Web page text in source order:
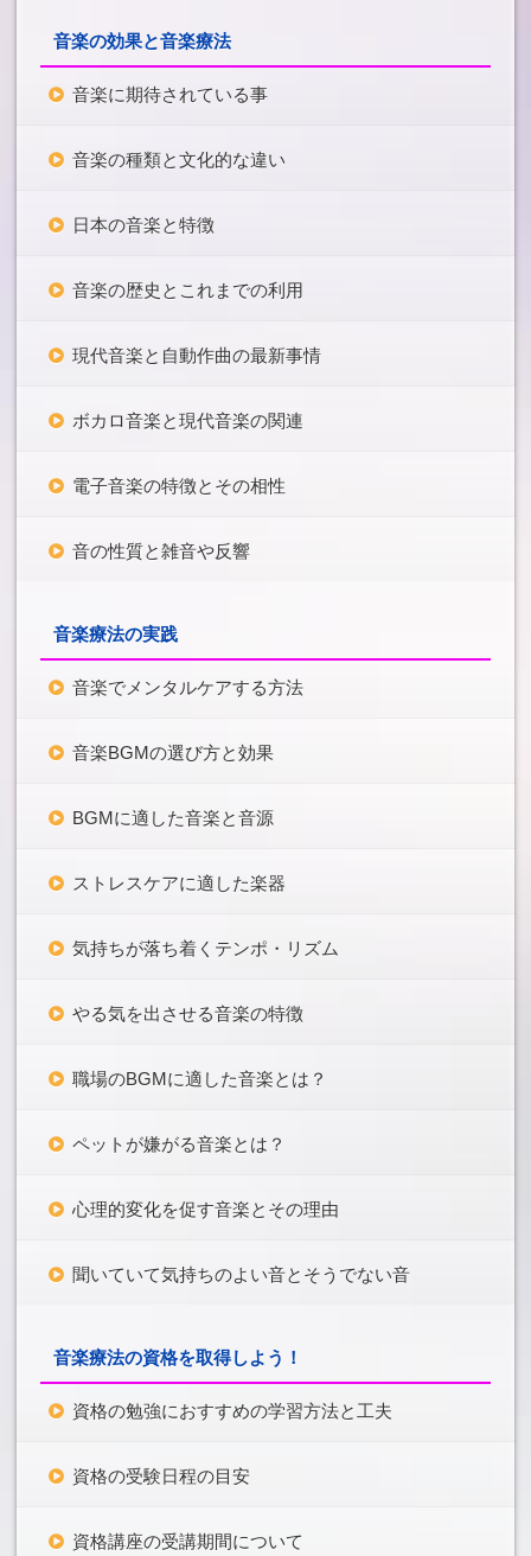
音楽の効果と音楽療法
音楽に期待されている事
音楽の種類と文化的な違い
日本の音楽と特徴
音楽の歴史とこれまでの利用
現代音楽と自動作曲の最新事情
ボカロ音楽と現代音楽の関連
電子音楽の特徴とその相性
音の性質と雑音や反響
音楽療法の実践
音楽でメンタルケアする方法
音楽BGMの選び方と効果
BGMに適した音楽と音源
ストレスケアに適した楽器
気持ちが落ち着くテンポ・リズム
やる気を出させる音楽の特徴
職場のBGMに適した音楽とは？
ペットが嫌がる音楽とは？
心理的変化を促す音楽とその理由
聞いていて気持ちのよい音とそうでない音
音楽療法の資格を取得しよう！
資格の勉強におすすめの学習方法と工夫
資格の受験日程の目安
資格講座の受講期間について